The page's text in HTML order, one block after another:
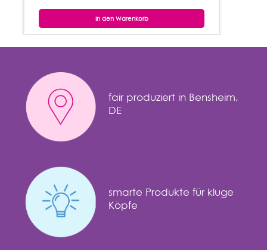
In den Warenkorb
fair produziert in Bensheim,
DE
smarte Produkte für kluge
Köpfe